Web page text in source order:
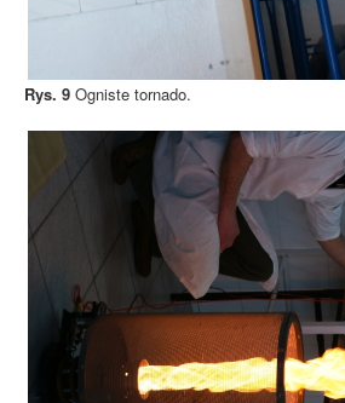
Rys. 9 Ogniste tornado.